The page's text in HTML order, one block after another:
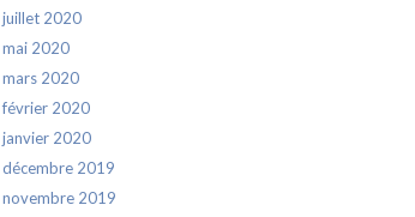
juillet 2020
mai 2020
mars 2020
février 2020
janvier 2020
décembre 2019
novembre 2019